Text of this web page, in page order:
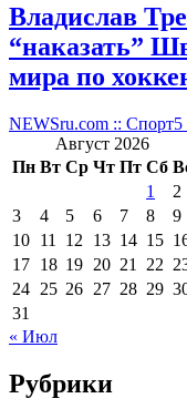
Владислав
“наказать”
мира по
NEWSru.com :: Спорт5
Август 2026
Пн Вт Ср Чт Пт Сб
1
2
3
4 5 6 7 8
9
10 11 12 13 14 15
17 18 19 20 21 22
24 25 26 27 28 29
31
« Июл
Рубрики